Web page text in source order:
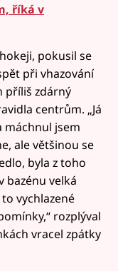
říká v
pokusil se
při vhazování
příliš zdárný
centrům. „Já
máchnul jsem
ale většinou se
byla z toho
bazénu velká
vychlazené
rozplýval
vracel zpátky